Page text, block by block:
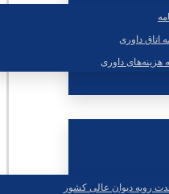
اتاق داوری
هزینه‌های داوری
رویه دیوان عالی کشور